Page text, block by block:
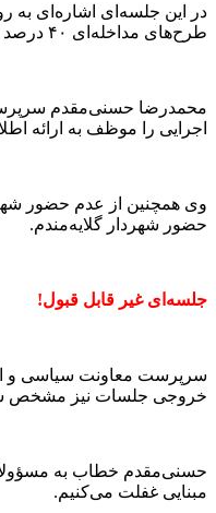
در این جلسه‌ای اشاره‌ای به
طرح‌های مداخله‌ای ۴۰ درصد از کار بر زمین مانده و از جایگاه سوم به ۲۵ رسیدیم.
محمدرضا حسنی‌مقدم سرپرست
اجرایی را موظف به ارائه
وی همچنین از عدم حضور
حضور شهردار گلایه‌مندم.
جلسه‌ای غیر قابل قبول!
سرپرست معاونت سیاسی و
خروجی جلسات نیز مشخص
حسنی‌مقدم خطاب به مسؤولان
مبنایی غفلت می‌کنیم.